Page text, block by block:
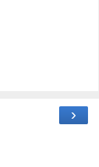
›